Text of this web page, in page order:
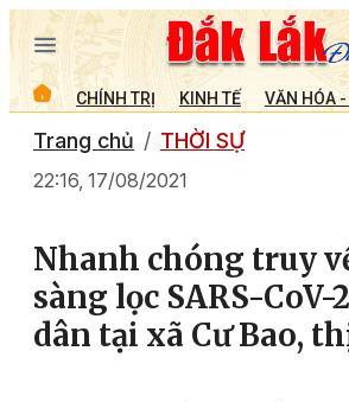
CHÍNH TRỊ KINH TẾ VĂN HÓA
Trang chủ THỜI SỰ
22:16, 17/08/2021
Nhanh chóng truy
sàng lọc SARS-
dân tại xã Cư Bao,